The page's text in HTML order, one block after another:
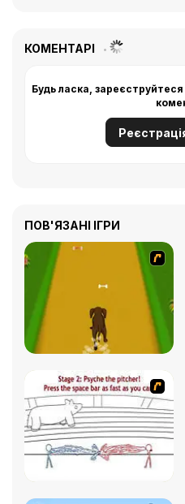
КОМЕНТАРІ
Будь ласка,
ПОВ'ЯЗАНІ ІГРИ